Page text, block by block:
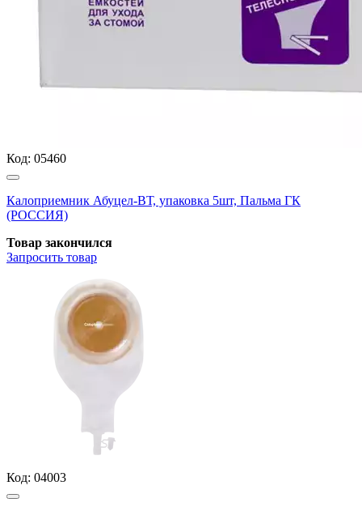
Код: 05460
Калоприемник Абуцел-ВТ, упаковка 5шт, Пальма ГК
(РОССИЯ)
Товар закончился
Запросить товар
Код: 04003